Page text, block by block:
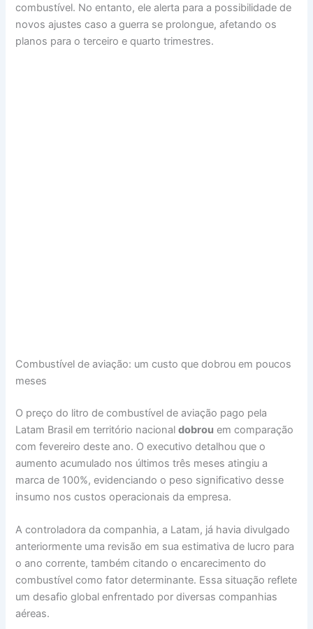
combustível. No entanto, ele alerta para a possibilidade de
novos ajustes caso a guerra se prolongue, afetando os
planos para o terceiro e quarto trimestres.
Combustível de aviação: um custo que dobrou em poucos
meses
O preço do litro de combustível de aviação pago pela
Latam Brasil em território nacionaldobrou em comparação
com fevereiro deste ano. O executivo detalhou que o
aumento acumulado nos últimos três meses atingiu a
marca de 100%, evidenciando o peso significativo desse
insumo nos custos operacionais da empresa.
A controladora da companhia, a Latam, já havia divulgado
anteriormente uma revisão em sua estimativa de lucro para
o ano corrente, também citando o encarecimento do
combustível como fator determinante. Essa situação reflete
um desafio global enfrentado por diversas companhias
aéreas.